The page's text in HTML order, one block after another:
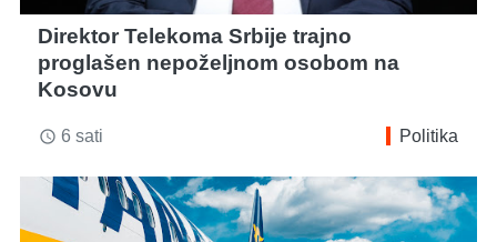
Direktor Telekoma Srbije trajno
proglašen nepoželjnom osobom na
Kosovu
access_time 6 sati Politika